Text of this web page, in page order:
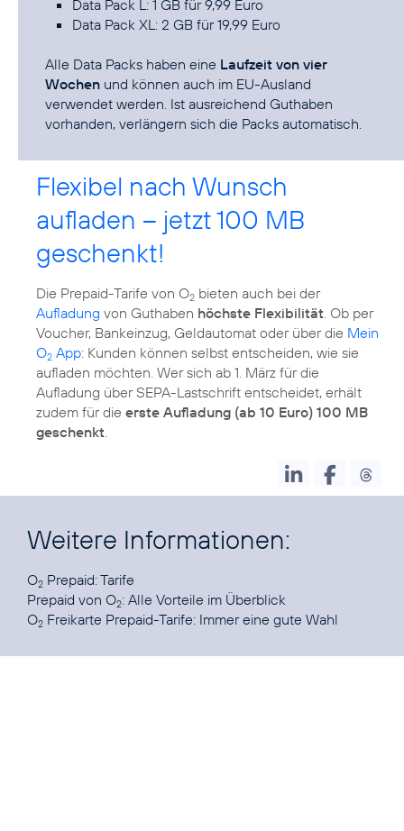
Data Pack L: 1 GB für 9,99 Euro
Data Pack XL: 2 GB für 19,99 Euro
Alle Data Packs haben eine Laufzeit von vier
Wochen und können auch im EU-Ausland
verwendet werden. Ist ausreichend Guthaben
vorhanden, verlängern sich die Packs automatisch.
Flexibel nach Wunsch
aufladen – jetzt 100 MB
geschenkt!
Die Prepaid-Tarife von O2 bieten auch bei der
Aufladung von Guthaben höchste Flexibilität. Ob per
Voucher, Bankeinzug, Geldautomat oder über die Mein
O2 App: Kunden können selbst entscheiden, wie sie
aufladen möchten. Wer sich ab 1. März für die
Aufladung über SEPA-Lastschrift entscheidet, erhält
zudem für die erste Aufladung (ab 10 Euro) 100 MB
geschenkt.
Weitere Informationen:
O2 Prepaid: Tarife
Prepaid von O2: Alle Vorteile im Überblick
O2 Freikarte Prepaid-Tarife: Immer eine gute Wahl